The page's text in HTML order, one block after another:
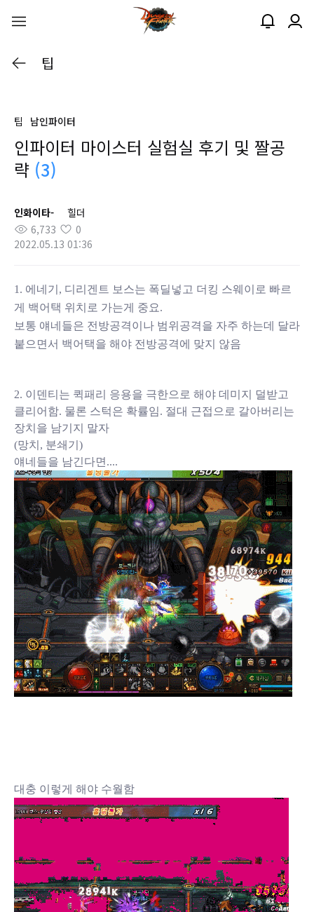
팁
팁 남인파이터
인파이터 마이스터 실험실 후기 및 짤공
략 (3)
인화이타-
힐더
6,733
0
2022.05.13 01:36
1. 에네기, 디리겐트 보스는 폭딜넣고 더킹 스웨이로 빠르
게 백어택 위치로 가는게 중요.
보통 얘네들은 전방공격이나 범위공격을 자주 하는데 달라
붙으면서 백어택을 해야 전방공격에 맞지 않음
2. 이덴티는 퀵패리 응용을 극한으로 해야 데미지 덜받고
클리어함. 물론 스턱은 확률임. 절대 근접으로 갈아버리는
장치을 남기지 말자
(망치, 분쇄기)
얘네들을 남긴다면....
대충 이렇게 해야 수월함